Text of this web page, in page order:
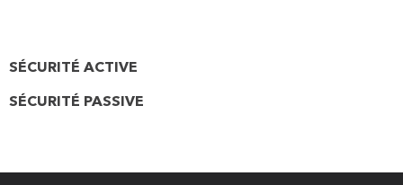
SÉCURITÉ ACTIVE
SÉCURITÉ PASSIVE